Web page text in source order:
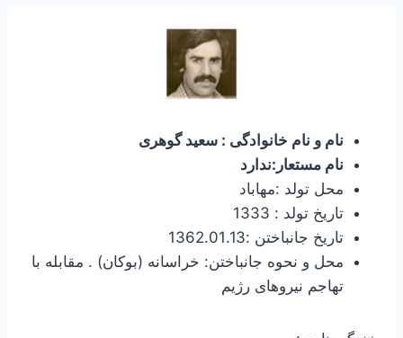
نام و نام خانوادگی : سعید گوهری
نام مستعار:ندارد
محل تولد :مهاباد
تاریخ تولد : 1333
تاریخ جانباختن :1362.01.13
محل و نحوه جانباختن: خراسانه (بوکان) . مقابله با
تهاجم نیروهای رژیم